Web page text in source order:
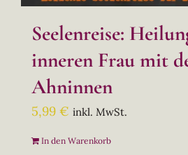
Seelenreise:
inneren Frau mit
Ahninnen
5,99 € inkl. MwSt.
In den Warenkorb